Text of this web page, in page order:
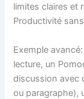
limites claires et
Productivité
Exemple
lecture, un
discussion avec
ou paragraphe),